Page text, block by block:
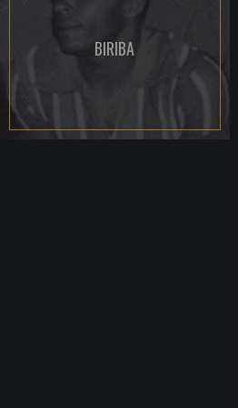
BIRIBA